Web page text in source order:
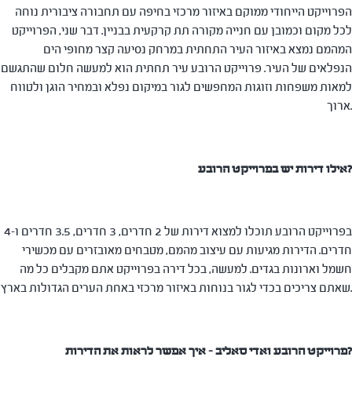
הפרוייקט הייחודי ממוקם באיזור מרכזי בחיפה עם תחבורה ציבורית נוחה
לכל מקום וכמובן עם חנייה מקורה תת קרקעית בבניין. דבר שני, הפרוייקט
המהמם נמצא באיזור העיר התחתית במרחק נסיעה קצר מחופי הים
הנפלאים של העיר. פרוייקט הרובע עיר תחתית הוא למעשה חלום שהתגשם
למאות משפחות וזוגות המחפשים לגור במיקום נפלא ובמחיר הוגן ולטווח
ארוך.
אילו דירות יש בפרוייקט הרובע?
בפרוייקט הרובע תוכלו למצוא דירות של 2 חדרים, 3 חדרים, 3.5 חדרים ו-4
חדרים. הדירות מגיעות עם עיצוב מהמם, מטבחים מאובזרים עם מכשירי
חשמל וארונות בגדים. למעשה, בכל דירה בפרוייקט אתם מקבלים כל מה
שאתם צריכים בכדי לגור בנוחות באיזור מרכזי באחת הערים הגדולות בארץ.
פרוייקט הרובע ואדי סאליב – איך אפשר לראות את הדירות?